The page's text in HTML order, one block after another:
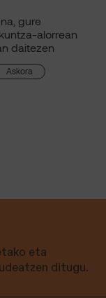
gure
alorrean
daitezen
Askora
eta
ditugu.